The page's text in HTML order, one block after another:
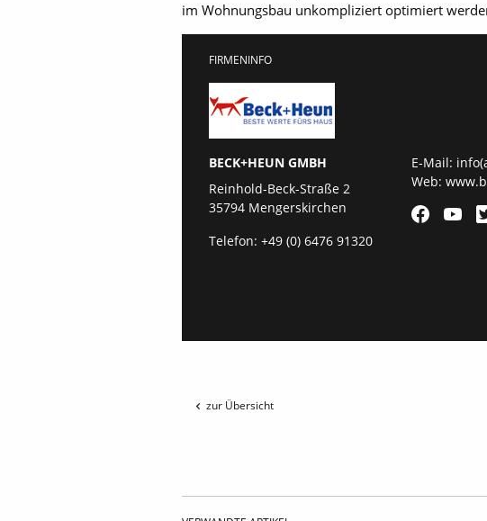
im Wohnungsbau unkompliziert optimiert
FIRMENINFO
BECK+HEUN GMBH
Reinhold-Beck-Straße 2
35794 Mengerskirchen
Telefon: +49 (0) 6476 91320
E-Mail:
Web:
zur Übersicht